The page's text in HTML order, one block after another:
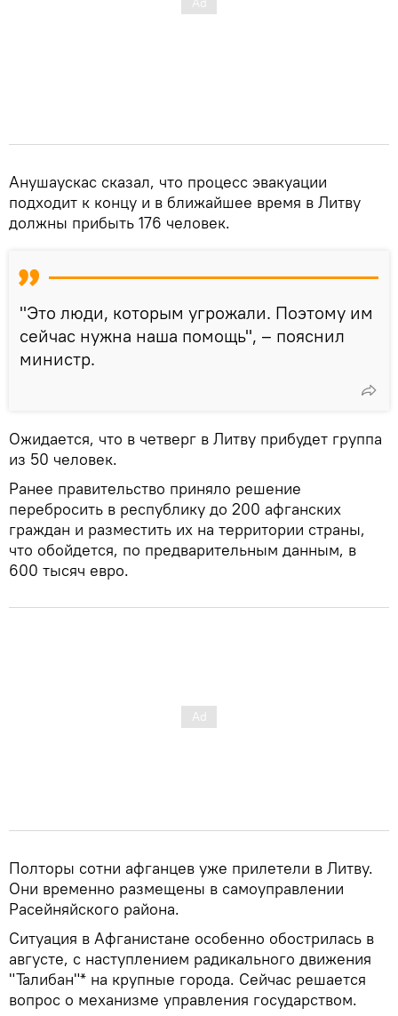
Анушаускас сказал, что процесс эвакуации
подходит к концу и в ближайшее время в Литву
должны прибыть 176 человек.
"Это люди, которым угрожали. Поэтому им
сейчас нужна наша помощь", – пояснил
министр.
Ожидается, что в четверг в Литву прибудет группа
из 50 человек.
Ранее правительство приняло решение
перебросить в республику до 200 афганских
граждан и разместить их на территории страны,
что обойдется, по предварительным данным, в
600 тысяч евро.
Полторы сотни афганцев уже прилетели в Литву.
Они временно размещены в самоуправлении
Расейняйского района.
Ситуация в Афганистане особенно обострилась в
августе, с наступлением радикального движения
"Талибан"* на крупные города. Сейчас решается
вопрос о механизме управления государством.